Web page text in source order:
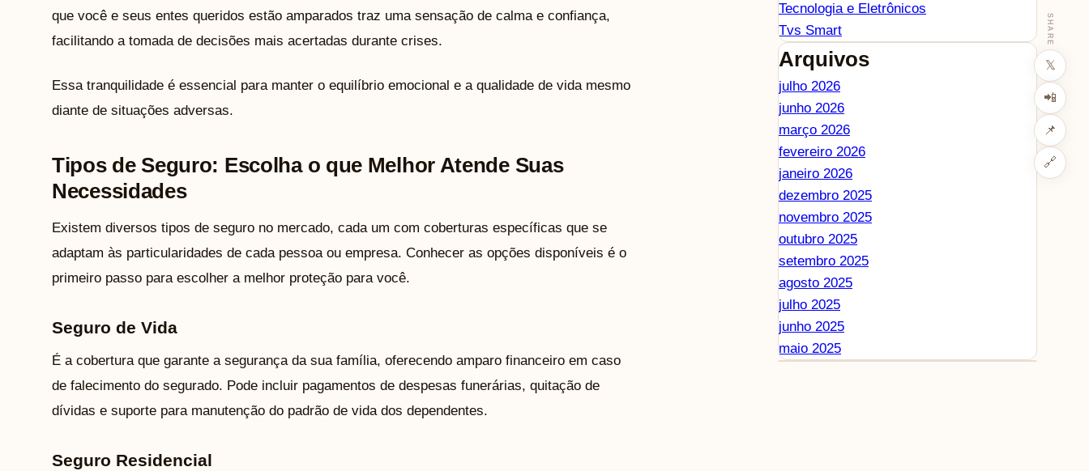
SHARE
𝕏
📲
📌
🔗
que você e seus entes queridos estão amparados traz uma sensação de calma e confiança,
facilitando a tomada de decisões mais acertadas durante crises.
Essa tranquilidade é essencial para manter o equilíbrio emocional e a qualidade de vida mesmo
diante de situações adversas.
Tipos de Seguro: Escolha o que Melhor Atende Suas
Necessidades
Existem diversos tipos de seguro no mercado, cada um com coberturas específicas que se
adaptam às particularidades de cada pessoa ou empresa. Conhecer as opções disponíveis é o
primeiro passo para escolher a melhor proteção para você.
Seguro de Vida
É a cobertura que garante a segurança da sua família, oferecendo amparo financeiro em caso
de falecimento do segurado. Pode incluir pagamentos de despesas funerárias, quitação de
dívidas e suporte para manutenção do padrão de vida dos dependentes.
Seguro Residencial
Tecnologia e Eletrônicos
Tvs Smart
Arquivos
julho 2026
junho 2026
março 2026
fevereiro 2026
janeiro 2026
dezembro 2025
novembro 2025
outubro 2025
setembro 2025
agosto 2025
julho 2025
junho 2025
maio 2025